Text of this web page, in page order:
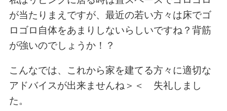
が当たりまえですが、最近の若い方々は床でゴ
ロゴロ自体をあまりしないらしいですね？背筋
が強いのでしょうか！？
こんなでは、これから家を建てる方々に適切な
アドバイスが出来ませんね＞＜ 失礼しまし
た。